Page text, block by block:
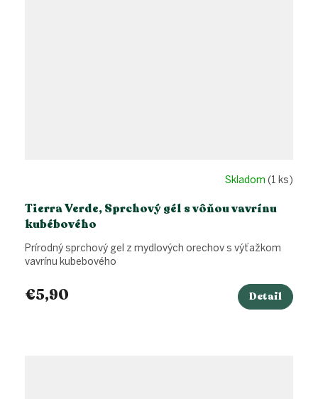
Tierra Verde, Sprchový gél s vôňou vavrínu
kubébového
Skladom (1 ks)
€5,90 Detail
Prírodný sprchový gel z mydlových orechov s výťažkom
vavrínu kubebového